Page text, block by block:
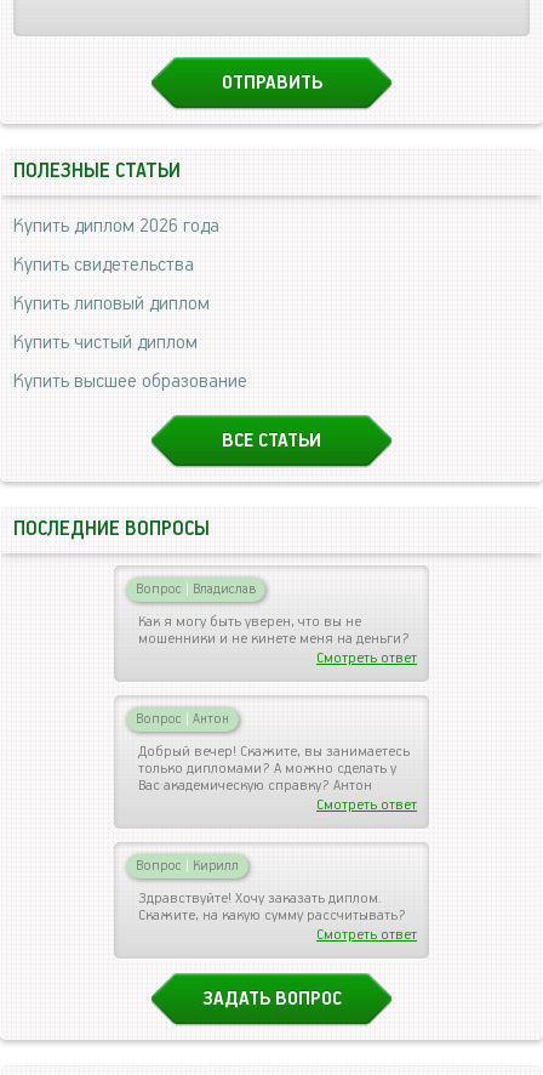
ПОЛЕЗНЫЕ СТАТЬИ
Купить диплом 2026 года
Купить свидетельства
Купить липовый диплом
Купить чистый диплом
Купить высшее образование
ВСЕ СТАТЬИ
ПОСЛЕДНИЕ ВОПРОСЫ
Вопрос | Владислав
Как я могу быть уверен, что вы не
мошенники и не кинете меня на деньги?
Смотреть ответ
Вопрос | Антон
Добрый вечер! Скажите, вы занимаетесь
только дипломами? А можно сделать у
Вас академическую справку? Антон
Смотреть ответ
Вопрос | Кирилл
Здравствуйте! Хочу заказать диплом.
Скажите, на какую сумму рассчитывать?
Смотреть ответ
ЗАДАТЬ ВОПРОС